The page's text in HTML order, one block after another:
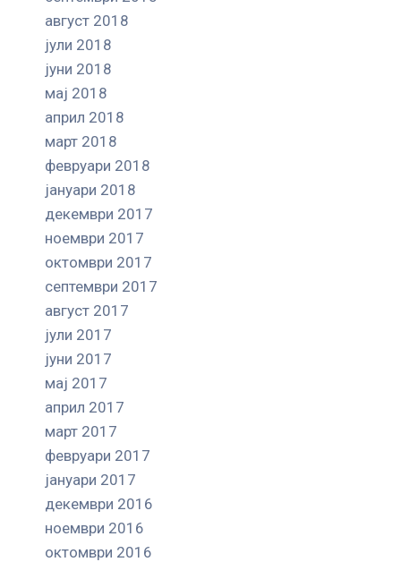
август 2018
јули 2018
јуни 2018
мај 2018
април 2018
март 2018
февруари 2018
јануари 2018
декември 2017
ноември 2017
октомври 2017
септември 2017
август 2017
јули 2017
јуни 2017
мај 2017
април 2017
март 2017
февруари 2017
јануари 2017
декември 2016
ноември 2016
октомври 2016